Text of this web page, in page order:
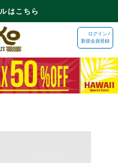
はこちら
ログイン /
新規会員登録